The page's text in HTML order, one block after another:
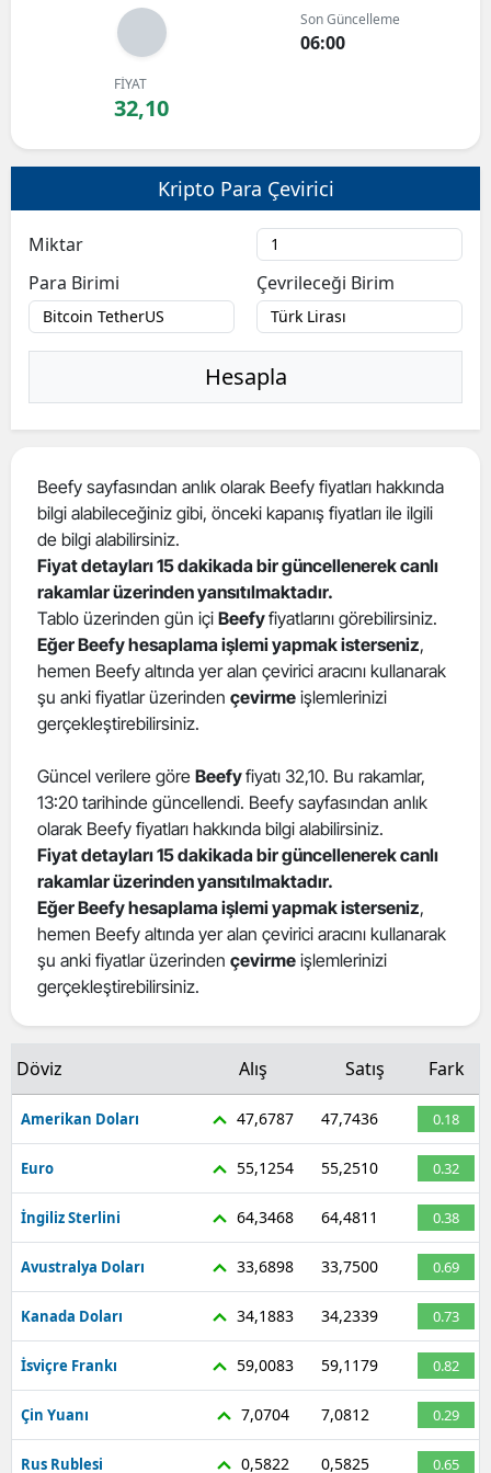
Bilecik
Burdur
Bursa
Çanakkale
Çankırı
Çorum
Denizli
Edirne
Elazığ
Erzincan
Erzurum
Eskişehir
Giresun
Gümüşhane
Hakkari
Hatay
Isparta
İzmir
Kars
Kastamonu
Kayseri
Kırşehir
Kocaeli
Konya
Kütahya
Son Güncelleme
06:00
FİYAT
32,10
Kripto Para Çevirici
Miktar
Para Birimi
Çevrileceği Birim
Hesapla
Beefy sayfasından anlık olarak Beefy fiyatları hakkında
bilgi alabileceğiniz gibi, önceki kapanış fiyatları ile ilgili
de bilgi alabilirsiniz.
Fiyat detayları 15 dakikada bir güncellenerek canlı
rakamlar üzerinden yansıtılmaktadır.
Tablo üzerinden gün içi Beefyfiyatlarını görebilirsiniz.
Eğer Beefy hesaplama işlemi yapmak isterseniz,
hemen Beefy altında yer alan çevirici aracını kullanarak
şu anki fiyatlar üzerinden çevirme işlemlerinizi
gerçekleştirebilirsiniz.
Güncel verilere göre Beefyfiyatı 32,10. Bu rakamlar,
13:20 tarihinde güncellendi. Beefy sayfasından anlık
olarak Beefy fiyatları hakkında bilgi alabilirsiniz.
Fiyat detayları 15 dakikada bir güncellenerek canlı
rakamlar üzerinden yansıtılmaktadır.
Eğer Beefy hesaplama işlemi yapmak isterseniz,
hemen Beefy altında yer alan çevirici aracını kullanarak
şu anki fiyatlar üzerinden çevirme işlemlerinizi
gerçekleştirebilirsiniz.
Döviz Alış Satış Fark
Amerikan Doları 47,6787 47,7436 0.18
Euro 55,1254 55,2510 0.32
İngiliz Sterlini 64,3468 64,4811 0.38
Avustralya Doları 33,6898 33,7500 0.69
Kanada Doları 34,1883 34,2339 0.73
İsviçre Frankı 59,0083 59,1179 0.82
Çin Yuanı 7,0704 7,0812 0.29
Rus Rublesi 0,5822 0,5825 0.65